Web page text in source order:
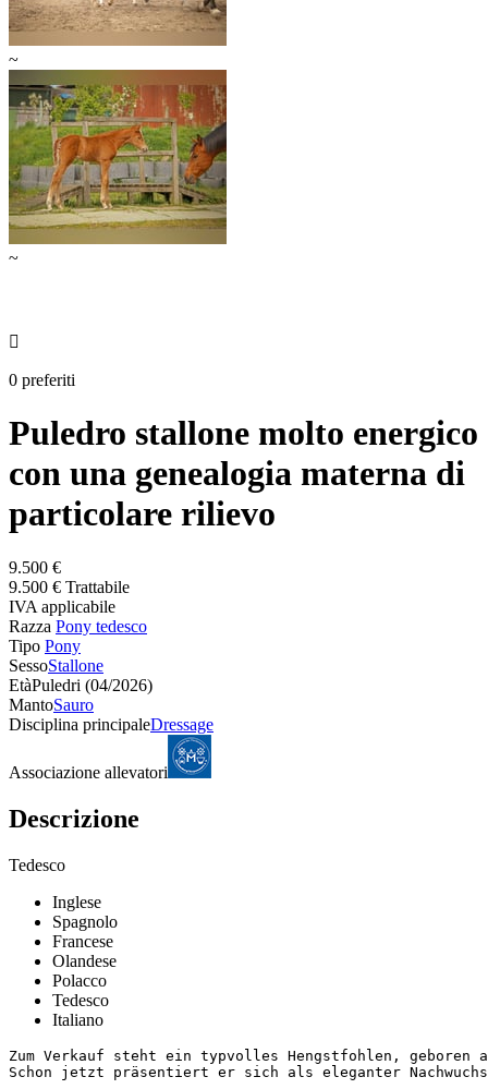
~
~

0 preferiti
Puledro stallone molto energico
con una genealogia materna di
particolare rilievo
9.500 €
9.500 € Trattabile
IVA applicabile
Razza Pony tedesco
Tipo Pony
SessoStallone
EtàPuledri (04/2026)
MantoSauro
Disciplina principaleDressage
Associazione allevatori
Descrizione
Tedesco
Inglese
Spagnolo
Francese
Olandese
Polacco
Tedesco
Italiano
Zum Verkauf steht ein typvolles Hengstfohlen, geboren
Schon jetzt präsentiert er sich als eleganter